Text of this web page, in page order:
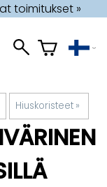
toimitukset »
Hiuskoristeet ‪»